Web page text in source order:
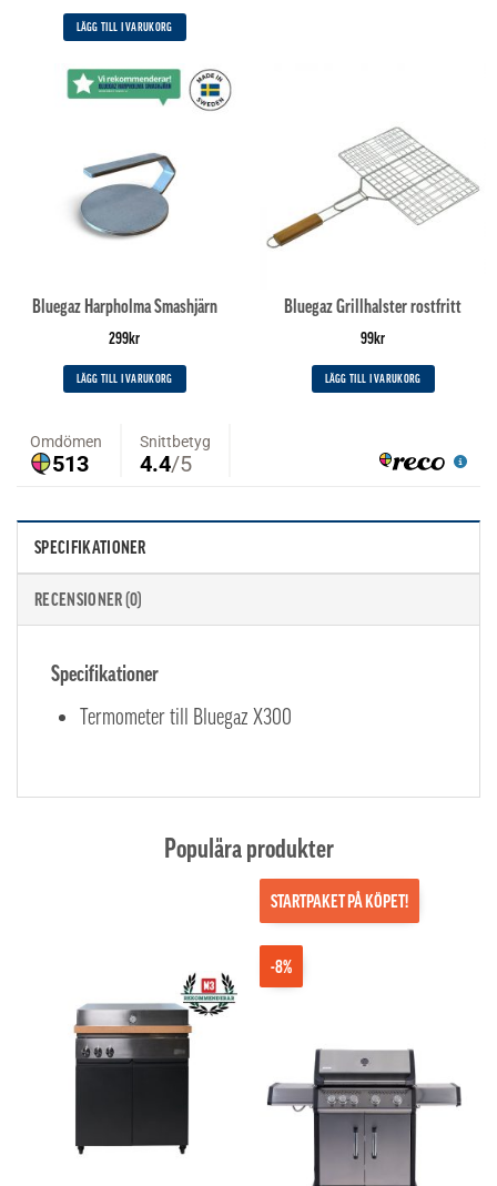
LÄGG TILL I VARUKORG
Bluegaz Harpholma Smashjärn
299kr
LÄGG TILL I VARUKORG
Bluegaz Grillhalster rostfritt
99kr
LÄGG TILL I VARUKORG
SPECIFIKATIONER
RECENSIONER (0)
Specifikationer
Termometer till Bluegaz X300
Populära produkter
-8%
STARTPAKET PÅ KÖPET!